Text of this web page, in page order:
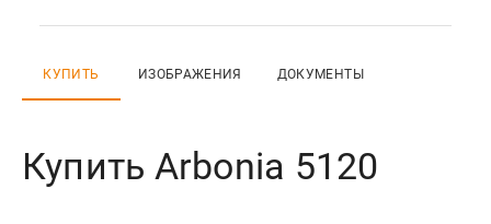
КУПИТЬ ИЗОБРАЖЕНИЯ ДОКУМЕНТЫ
Купить Arbonia 5120